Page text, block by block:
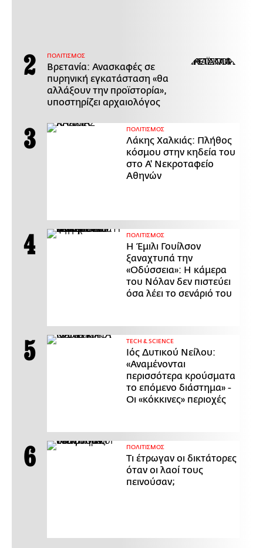
ΠΟΛΙΤΙΣΜΟΣ
Βρετανία: Ανασκαφές σε
πυρηνική εγκατάσταση «θα
αλλάξουν την προϊστορία»,
υποστηρίζει αρχαιολόγος
ΠΟΛΙΤΙΣΜΟΣ
Λάκης Χαλκιάς: Πλήθος
κόσμου στην κηδεία του
στο Α' Νεκροταφείο
Αθηνών
ΠΟΛΙΤΙΣΜΟΣ
Η Έμιλι Γουίλσον
ξαναχτυπά την
«Οδύσσεια»: Η κάμερα
του Νόλαν δεν πιστεύει
όσα λέει το σενάριό του
ΤECH & SCIENCE
Ιός Δυτικού Νείλου:
«Αναμένονται
περισσότερα κρούσματα
το επόμενο διάστημα» -
Οι «κόκκινες» περιοχές
ΠΟΛΙΤΙΣΜΟΣ
Τι έτρωγαν οι δικτάτορες
όταν οι λαοί τους
πεινούσαν;